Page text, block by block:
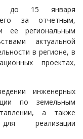
до 15 января
за отчетным,
ее региональным
актуальной
в регионе, в
проектах,
инженерных
по земельным
а также
реализации